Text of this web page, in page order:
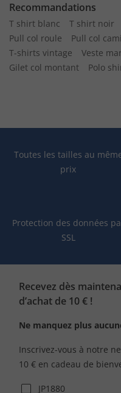
Recommandations
T shirt blanc T shirt noir
Pull col roule
Pull col
T-shirts vintage
Veste
Gilet col montant
Polo
Toutes les tailles au
prix
Protection des données
SSL
Recevez dès
d’achat de 10 € !
Ne manquez plus
Inscrivez-vous à notre
10 € en cadeau de
JP1880